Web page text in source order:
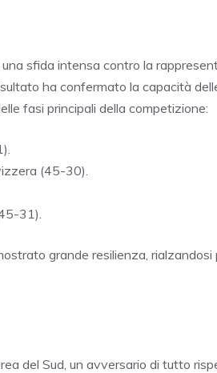
sfida intensa contro la
ha confermato la capacità
fasi principali della competizione:
(45-30).
31).
grande resilienza,
del Sud, un avversario di tutto